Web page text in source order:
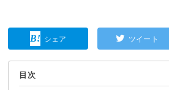
シェア ツイート
目次